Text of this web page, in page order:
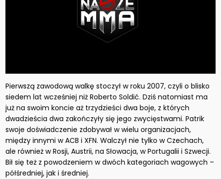
Pierwszą zawodową walkę stoczył w roku 2007, czyli o blisko
siedem lat wcześniej niż Roberto Soldić. Dziś natomiast ma
już na swoim koncie aż trzydzieści dwa boje, z których
dwadzieścia dwa zakończyły się jego zwycięstwami. Patrik
swoje doświadczenie zdobywał w wielu organizacjach,
między innymi w ACB i XFN. Walczył nie tylko w Czechach,
ale również w Rosji, Austrii, na Słowacja, w Portugalii i Szwecji.
Bił się też z powodzeniem w dwóch kategoriach wagowych –
półśredniej, jak i średniej.